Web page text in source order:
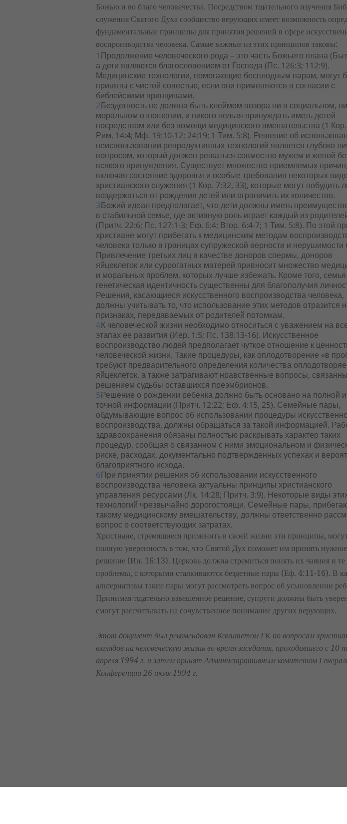
Божью и во благо человечества. Посредством тщательного изучения
служения Святого Духа сообщество верующих имеет возможность
фундаментальные принципы для принятия решений в сфере
воспроизводства человека. Самые важные из этих принципов таковы:
Продолжение человеческого рода – это часть Божьего плана
а дети являются благословением от Господа (Пс. 126:3; 112:9).
Медицинские технологии, помогающие бесплодным парам, могут
приняты с чистой совестью, если они применяются в согласии с
библейскими принципами.
Бездетность не должна быть клеймом позора ни в социальном,
моральном отношении, и никого нельзя принуждать иметь детей
посредством или без помощи медицинского вмешательства (1
Рим. 14:4; Мф. 19:10-12; 24:19; 1 Тим. 5:8). Решение об
неиспользовании репродуктивных технологий является глубоко
вопросом, который должен решаться совместно мужем и женой
всякого принуждения. Существует множество приемлемых причин,
включая состояние здоровья и особые требования некоторых
христианского служения (1 Кор. 7:32, 33), которые могут побудить
воздержаться от рождения детей или ограничить их количество.
Божий идеал предполагает, что дети должны иметь
в стабильной семье, где активную роль играет каждый из
(Притч. 22:6; Пс. 127:1-3; Еф. 6:4; Втор. 6:4-7; 1 Тим. 5:8). По этой
христиане могут прибегать к медицинским методам
человека только в границах супружеской верности и нерушимости
Привлечение третьих лиц в качестве доноров спермы, доноров
яйцеклеток или суррогатных матерей привносит множество
и моральных проблем, которых лучше избежать. Кроме того,
генетическая идентичность существенны для благополучия
Решения, касающиеся искусственного воспроизводства человека,
должны учитывать то, что использование этих методов отразится
признаках, передаваемых от родителей потомкам.
К человеческой жизни необходимо относиться с уважением на
этапах ее развития (Иер. 1:5; Пс. 138:13-16). Искусственное
воспроизводство людей предполагает чуткое отношение к
человеческой жизни. Такие процедуры, как оплодотворение «в
требуют предварительного определения количества
яйцеклеток, а также затрагивают нравственные вопросы,
решением судьбы оставшихся преэмбрионов.
Решение о рождении ребенка должно быть основано на полной и
точной информации (Притч. 12:22; Еф. 4:15, 25). Семейные пары,
обдумывающие вопрос об использовании процедуры
воспроизводства, должны обращаться за такой информацией.
здравоохранения обязаны полностью раскрывать характер таких
процедур, сообщая о связанном с ними эмоциональном и
риске, расходах, документально подтвержденных успехах и
благоприятного исхода.
При принятии решения об использовании искусственного
воспроизводства человека актуальны принципы христианского
управления ресурсами (Лк. 14:28; Притч. 3:9). Некоторые виды
технологий чрезвычайно дорогостоящи. Семейные пары,
такому медицинскому вмешательству, должны ответственно
вопрос о соответствующих затратах.
Христиане, стремящиеся применить в своей жизни эти принципы,
полную уверенность в том, что Святой Дух поможет им принять нужное
решение (Ин. 16:13). Церковь должна стремиться понять их чаяния и те
проблемы, с которыми сталкиваются бездетные пары (Еф. 4:11-16). В
альтернативы такие пары могут рассмотреть вопрос об усыновлении
Принимая тщательно взвешенное решение, супруги должны быть
смогут рассчитывать на сочувственное понимание других верующих.
Этот документ был рекомендован Комитетом ГК по вопросам
взглядов на человеческую жизнь во время заседания, проходившего с 10
апреля 1994 г. и затем принят Административным комитетом
Конференции 26 июля 1994 г.